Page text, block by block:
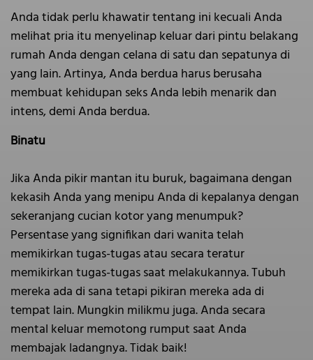
Anda tidak perlu khawatir tentang ini kecuali Anda
melihat pria itu menyelinap keluar dari pintu belakang
rumah Anda dengan celana di satu dan sepatunya di
yang lain. Artinya, Anda berdua harus berusaha
membuat kehidupan seks Anda lebih menarik dan
intens, demi Anda berdua.
Binatu
Jika Anda pikir mantan itu buruk, bagaimana dengan
kekasih Anda yang menipu Anda di kepalanya dengan
sekeranjang cucian kotor yang menumpuk?
Persentase yang signifikan dari wanita telah
memikirkan tugas-tugas atau secara teratur
memikirkan tugas-tugas saat melakukannya. Tubuh
mereka ada di sana tetapi pikiran mereka ada di
tempat lain. Mungkin milikmu juga. Anda secara
mental keluar memotong rumput saat Anda
membajak ladangnya. Tidak baik!